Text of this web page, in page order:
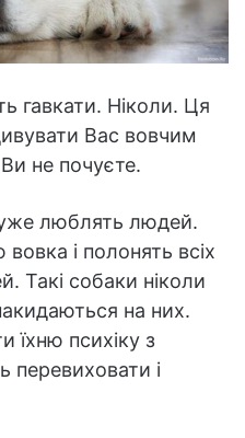
гавкати. Ніколи. Ця
Вас вовчим
Ви не почуєте.
люблять людей.
і полонять всіх
Такі собаки ніколи
на них.
їхню психіку з
перевиховати і